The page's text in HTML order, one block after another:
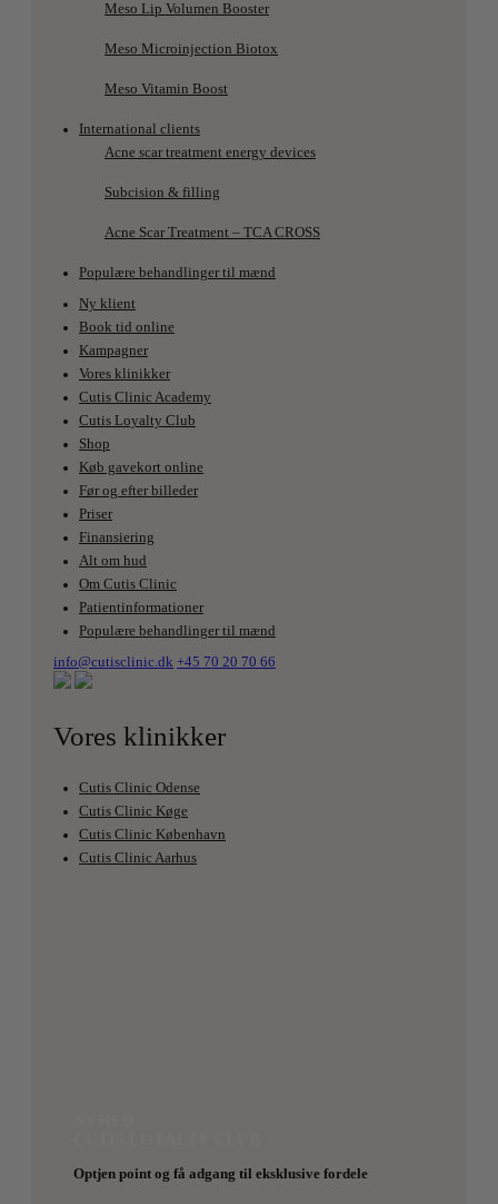
Meso Lip Volumen Booster
Meso Microinjection Biotox
Meso Vitamin Boost
International clients
Acne scar treatment energy devices
Subcision & filling
Acne Scar Treatment – TCA CROSS
Populære behandlinger til mænd
Ny klient
Book tid online
Kampagner
Vores klinikker
Cutis Clinic Academy
Cutis Loyalty Club
Shop
Køb gavekort online
Før og efter billeder
Priser
Finansiering
Alt om hud
Om Cutis Clinic
Patientinformationer
Populære behandlinger til mænd
info@cutisclinic.dk +45 70 20 70 66
Vores klinikker
Cutis Clinic Odense
Cutis Clinic Køge
Cutis Clinic København
Cutis Clinic Aarhus
Optjen point og få adgang til eksklusive fordele